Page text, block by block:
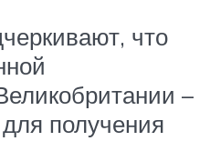
что
–
получения